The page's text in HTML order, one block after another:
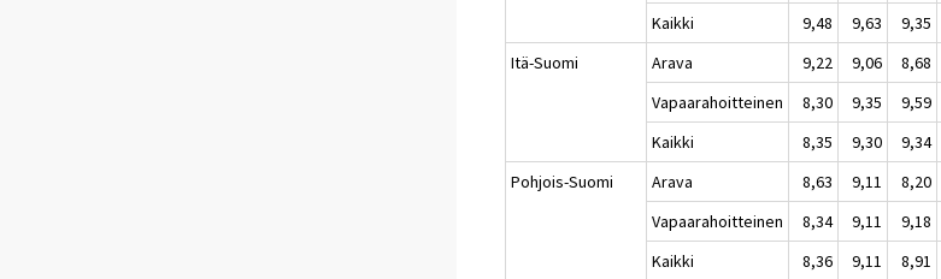
Kaikki
9,48 9,63 9,35
Itä-Suomi
Arava 9,22 9,06 8,68
Vapaarahoitteinen
8,30 9,35 9,59
Kaikki
8,35 9,30 9,34
Pohjois-Suomi
Arava 8,63 9,11 8,20
Vapaarahoitteinen
8,34 9,11 9,18
Kaikki
8,36 9,11 8,91